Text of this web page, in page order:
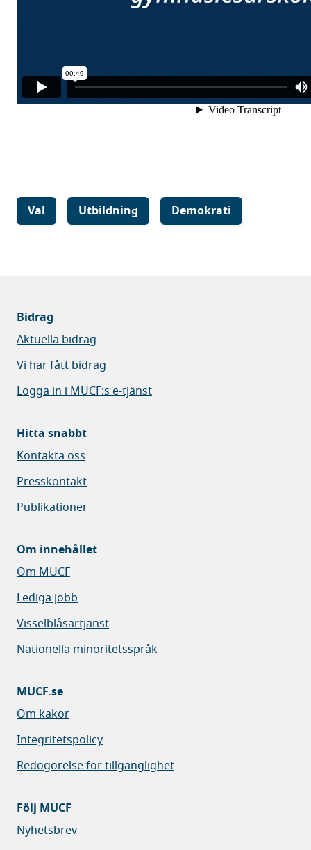
Val Utbildning Demokrati
Bidrag
Aktuella bidrag
Vi har fått bidrag
Logga in i MUCF:s e-tjänst
Hitta snabbt
Kontakta oss
Presskontakt
Publikationer
Om innehållet
Om MUCF
Lediga jobb
Visselblåsartjänst
Nationella minoritetsspråk
MUCF.se
Om kakor
Integritetspolicy
Redogörelse för tillgänglighet
Följ MUCF
Nyhetsbrev